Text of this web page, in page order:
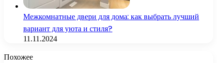
Межкомнатные двери для дома: как выбрать лучший
вариант для уюта и стиля?
11.11.2024
Похожее